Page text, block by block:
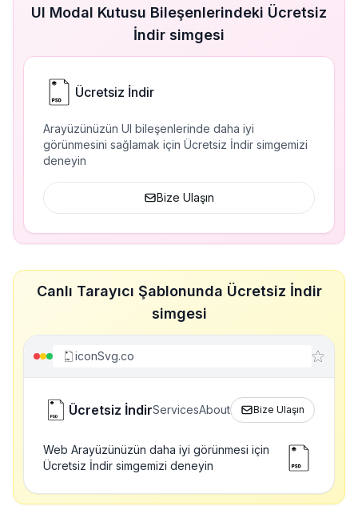
UI Modal Kutusu Bileşenlerindeki Ücretsiz
İndir simgesi
Ücretsiz İndir
Arayüzünüzün UI bileşenlerinde daha iyi
görünmesini sağlamak için Ücretsiz İndir simgemizi
deneyin
Bize Ulaşın
Canlı Tarayıcı Şablonunda Ücretsiz İndir
simgesi
iconSvg.co
Ücretsiz İndirServicesAbout Bize Ulaşın
Web Arayüzünüzün daha iyi görünmesi için
Ücretsiz İndir simgemizi deneyin